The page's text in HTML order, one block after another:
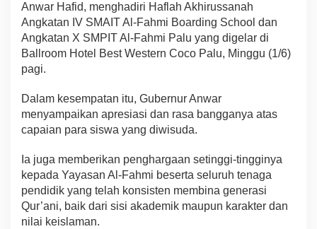
Anwar Hafid, menghadiri Haflah Akhirussanah
Angkatan IV SMAIT Al-Fahmi Boarding School dan
Angkatan X SMPIT Al-Fahmi Palu yang digelar di
Ballroom Hotel Best Western Coco Palu, Minggu (1/6)
pagi.
Dalam kesempatan itu, Gubernur Anwar
menyampaikan apresiasi dan rasa bangganya atas
capaian para siswa yang diwisuda.
Ia juga memberikan penghargaan setinggi-tingginya
kepada Yayasan Al-Fahmi beserta seluruh tenaga
pendidik yang telah konsisten membina generasi
Qur’ani, baik dari sisi akademik maupun karakter dan
nilai keislaman.